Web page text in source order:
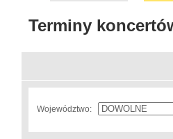
Terminy
Województwo: